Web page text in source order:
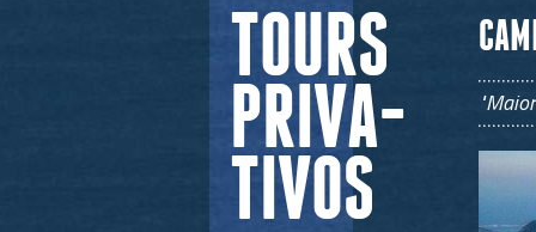
TOURS
PRIVA-
TIVOS